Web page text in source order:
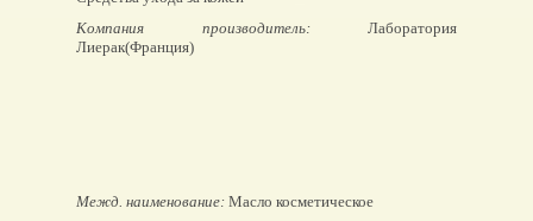
Компания производитель:Лаборатория
Лиерак(Франция)
Межд. наименование: Масло косметическое